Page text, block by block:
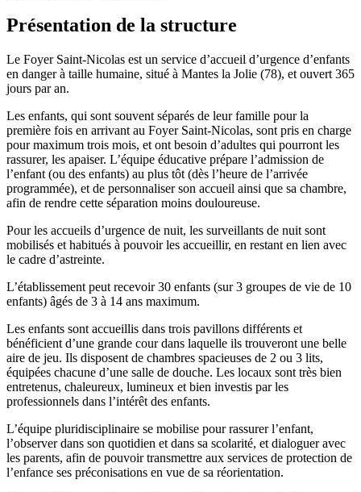
Présentation de la structure
Le Foyer Saint-Nicolas est un service d’accueil d’urgence d’enfants
en danger à taille humaine, situé à Mantes la Jolie (78), et ouvert 365
jours par an.
Les enfants, qui sont souvent séparés de leur famille pour la
première fois en arrivant au Foyer Saint-Nicolas, sont pris en charge
pour maximum trois mois, et ont besoin d’adultes qui pourront les
rassurer, les apaiser. L’équipe éducative prépare l’admission de
l’enfant (ou des enfants) au plus tôt (dès l’heure de l’arrivée
programmée), et de personnaliser son accueil ainsi que sa chambre,
afin de rendre cette séparation moins douloureuse.
Pour les accueils d’urgence de nuit, les surveillants de nuit sont
mobilisés et habitués à pouvoir les accueillir, en restant en lien avec
le cadre d’astreinte.
L’établissement peut recevoir 30 enfants (sur 3 groupes de vie de 10
enfants) âgés de 3 à 14 ans maximum.
Les enfants sont accueillis dans trois pavillons différents et
bénéficient d’une grande cour dans laquelle ils trouveront une belle
aire de jeu. Ils disposent de chambres spacieuses de 2 ou 3 lits,
équipées chacune d’une salle de douche. Les locaux sont très bien
entretenus, chaleureux, lumineux et bien investis par les
professionnels dans l’intérêt des enfants.
L’équipe pluridisciplinaire se mobilise pour rassurer l’enfant,
l’observer dans son quotidien et dans sa scolarité, et dialoguer avec
les parents, afin de pouvoir transmettre aux services de protection de
l’enfance ses préconisations en vue de sa réorientation.